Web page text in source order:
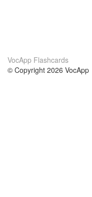
VocApp Flashcards
© Copyright 2026 VocApp